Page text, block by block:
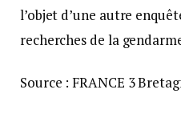
l’objet d’une autre
recherches de la
Source : FRANCE 3